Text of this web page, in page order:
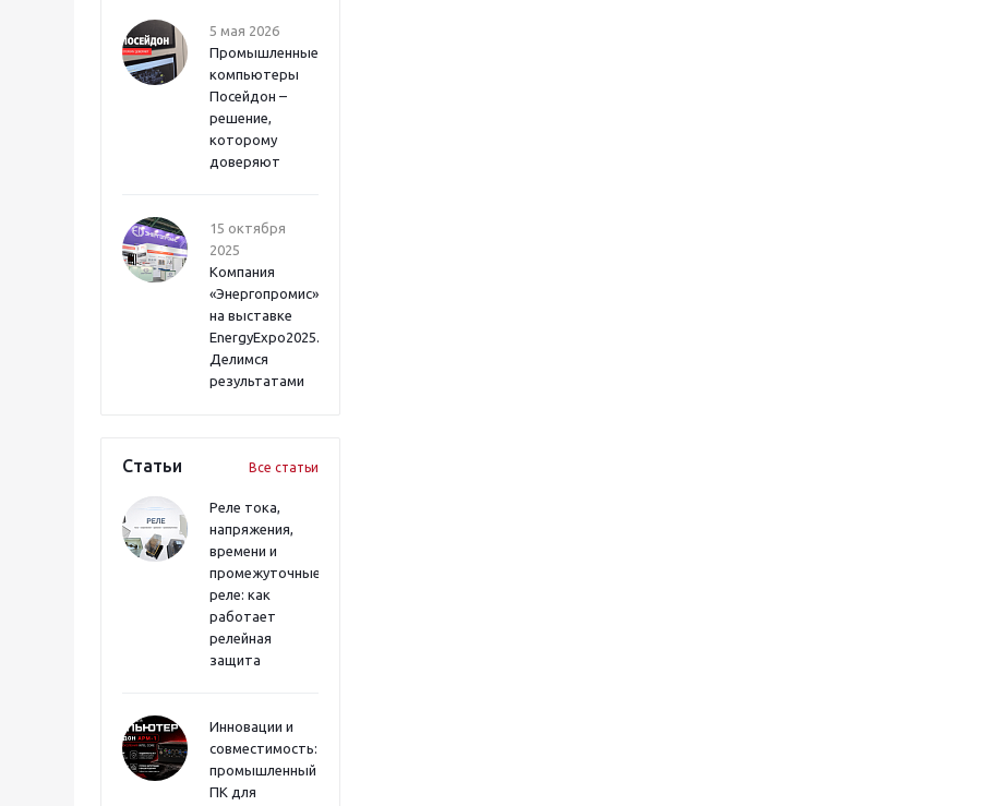
5 мая 2026
Промышленные
компьютеры
Посейдон –
решение,
которому
доверяют
15 октября
2025
Компания
«Энергопромис»
на выставке
EnergyExpo2025.
Делимся
результатами
Статьи Все статьи
Реле тока,
напряжения,
времени и
промежуточные
реле: как
работает
релейная
защита
Инновации и
совместимость:
промышленный
ПК для